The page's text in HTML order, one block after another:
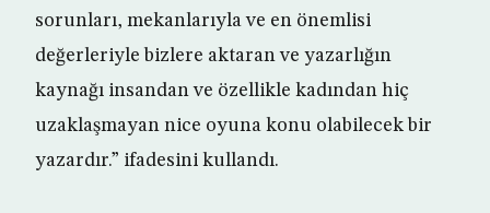
sorunları, mekanlarıyla ve en önemlisi
değerleriyle bizlere aktaran ve yazarlığın
kaynağı insandan ve özellikle kadından hiç
uzaklaşmayan nice oyuna konu olabilecek bir
yazardır.” ifadesini kullandı.